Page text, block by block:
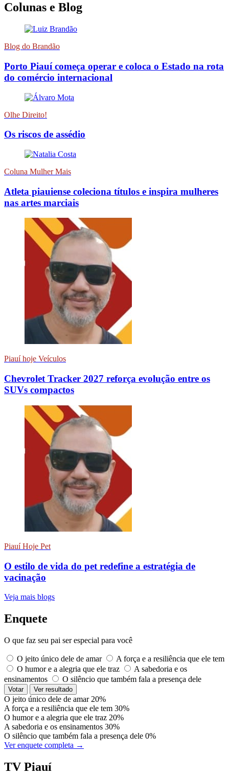
Colunas e Blog
Blog do Brandão
Porto Piauí começa operar e coloca o Estado na rota
do comércio internacional
Olhe Direito!
Os riscos de assédio
Coluna Mulher Mais
Atleta piauiense coleciona títulos e inspira mulheres
nas artes marciais
Piauí hoje Veículos
Chevrolet Tracker 2027 reforça evolução entre os
SUVs compactos
Piauí Hoje Pet
O estilo de vida do pet redefine a estratégia de
vacinação
Veja mais blogs
Enquete
O que faz seu pai ser especial para você
O jeito único dele de amar
A força e a resiliência que ele tem
O humor e a alegria que ele traz
A sabedoria e os
ensinamentos
O silêncio que também fala a presença dele
Votar Ver resultado
O jeito único dele de amar 20%
A força e a resiliência que ele tem 30%
O humor e a alegria que ele traz 20%
A sabedoria e os ensinamentos 30%
O silêncio que também fala a presença dele 0%
Ver enquete completa →
TV Piauí